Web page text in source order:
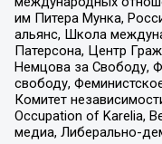
им Питера Мунка,
альянс, Школа
Патерсона, Центр
Немцова за Свободу,
свободу,
Комитет
Occupation of Karelia,
медиа, Либерально-